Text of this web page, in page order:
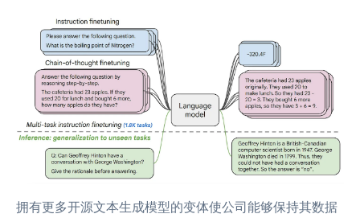
拥有更多开源文本生成模型的变体使公司能够保持其数据